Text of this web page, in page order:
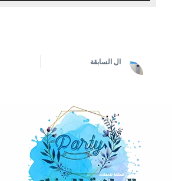
ال السابقة